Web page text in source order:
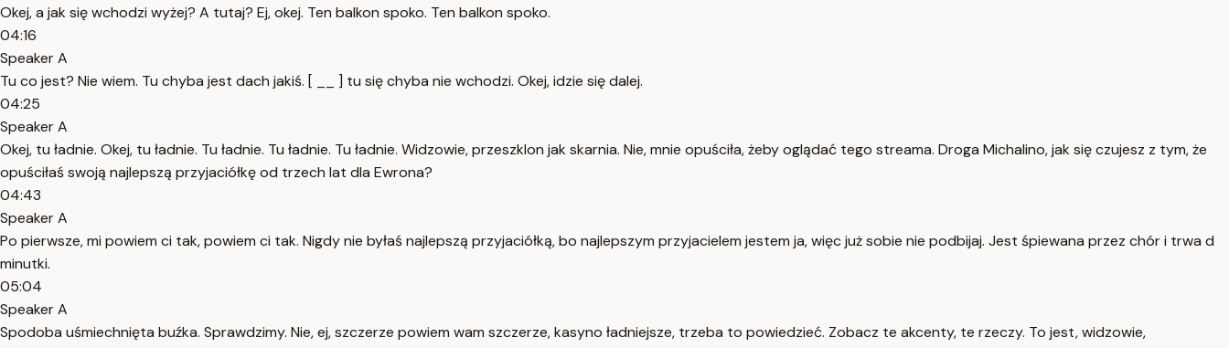
Okej, a jak się wchodzi wyżej? A tutaj? Ej, okej. Ten balkon spoko. Ten balkon spoko.
04:16
Speaker A
Tu co jest? Nie wiem. Tu chyba jest dach jakiś. [ __ ] tu się chyba nie wchodzi. Okej, idzie się dalej.
04:25
Speaker A
Okej, tu ładnie. Okej, tu ładnie. Tu ładnie. Tu ładnie. Tu ładnie. Widzowie, przeszklon jak skarnia. Nie, mnie opuściła, żeby oglądać tego streama. Droga Michalino, jak się czujesz z tym, że
opuściłaś swoją najlepszą przyjaciółkę od trzech lat dla Ewrona?
04:43
Speaker A
Po pierwsze, mi powiem ci tak, powiem ci tak. Nigdy nie byłaś najlepszą przyjaciółką, bo najlepszym przyjacielem jestem ja, więc już sobie nie podbijaj. Jest śpiewana przez chór i trwa d
minutki.
05:04
Speaker A
Spodoba uśmiechnięta buźka. Sprawdzimy. Nie, ej, szczerze powiem wam szczerze, kasyno ładniejsze, trzeba to powiedzieć. Zobacz te akcenty, te rzeczy. To jest, widzowie,